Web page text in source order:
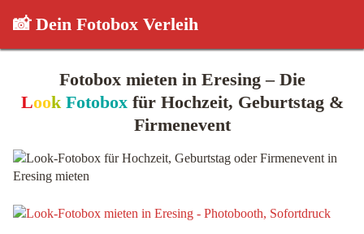
📸 Dein Fotobox Verleih
Fotobox mieten in Eresing – Die
Look Fotoboxfür Hochzeit, Geburtstag &
Firmenevent